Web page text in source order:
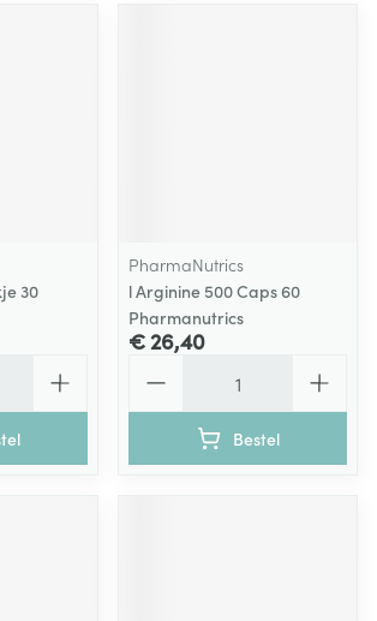
30
PharmaNutrics
l Arginine 500 Caps 60
Pharmanutrics
€ 26,40
Bestel